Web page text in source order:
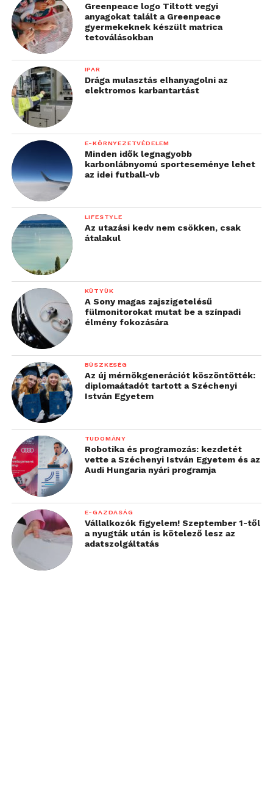
Az Audi négykerék-meghajtásának
hírnevét az 1981-ben bemutatkozott
Quattro alapozta meg.
1974-től 1990-ig gyártott, kezdetben
Ferrarikat megszégyenítőre sikerült az
1974-től 1990-ig gyártott, kezdetben
375 lóerős Lamborghini Countach
Már megjelenésekor is klasszikus volt
Már megjelenésekor is klasszikus volt
a Volkswagen Karmann-Ghia
Alig 8500 példány készült a DeLorean
Alig 8500 példány készült a DeLorean
Greenpeace logo Tiltott vegyi
anyagokat talált a Greenpeace
gyermekeknek készült matrica
tetoválásokban
IPAR
Drága mulasztás elhanyagolni az
elektromos karbantartást
E-KÖRNYEZETVÉDELEM
Minden idők legnagyobb
karbonlábnyomú sporteseménye lehet
az idei futball-vb
LIFESTYLE
Az utazási kedv nem csökken, csak
átalakul
KÜTYÜK
A Sony magas zajszigetelésű
fülmonitorokat mutat be a színpadi
élmény fokozására
BÜSZKESÉG
Az új mérnökgenerációt köszöntötték:
diplomaátadót tartott a Széchenyi
István Egyetem
TUDOMÁNY
Robotika és programozás: kezdetét
vette a Széchenyi István Egyetem és az
Audi Hungaria nyári programja
E-GAZDASÁG
Vállalkozók figyelem! Szeptember 1-től
a nyugták után is kötelező lesz az
adatszolgáltatás